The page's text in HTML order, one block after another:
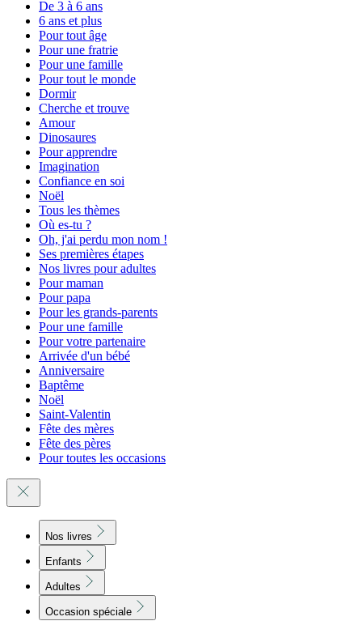
De 3 à 6 ans
6 ans et plus
Pour tout âge
Pour une fratrie
Pour une famille
Pour tout le monde
Dormir
Cherche et trouve
Amour
Dinosaures
Pour apprendre
Imagination
Confiance en soi
Noël
Tous les thèmes
Où es-tu ?
Oh, j'ai perdu mon nom !
Ses premières étapes
Nos livres pour adultes
Pour maman
Pour papa
Pour les grands-parents
Pour une famille
Pour votre partenaire
Arrivée d'un bébé
Anniversaire
Baptême
Noël
Saint-Valentin
Fête des mères
Fête des pères
Pour toutes les occasions
Nos livres
Enfants
Adultes
Occasion spéciale